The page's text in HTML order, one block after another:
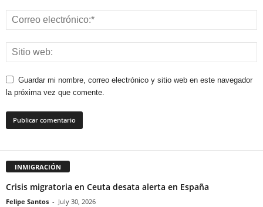
Guardar mi nombre, correo electrónico y sitio web en este navegador
la próxima vez que comente.
INMIGRACIÓN
Crisis migratoria en Ceuta desata alerta en España
Felipe Santos - July 30, 2026